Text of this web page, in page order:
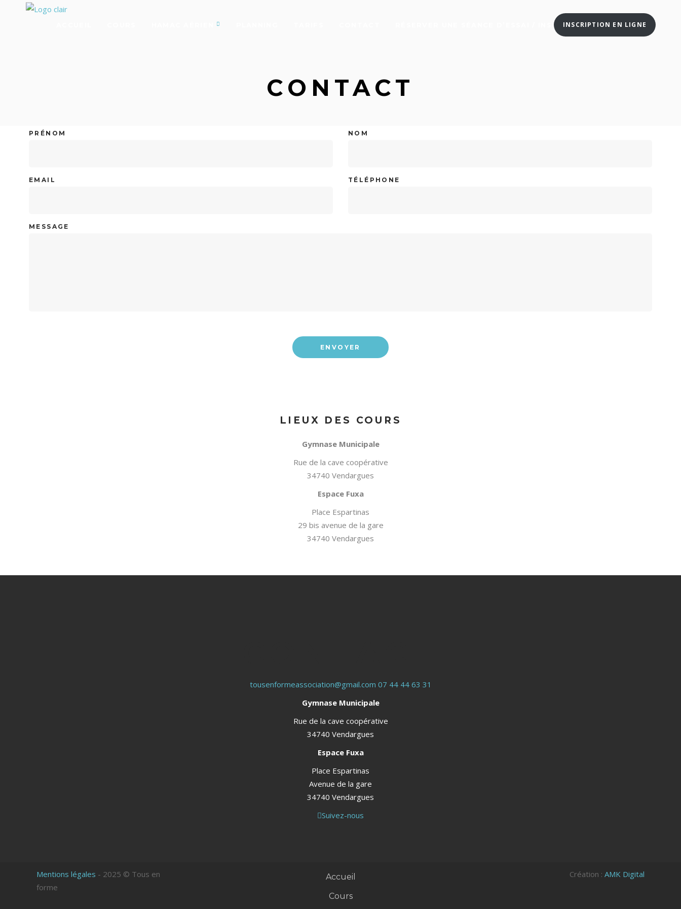
RÉSERVER UNE SÉANCE D’ESSAI / INSCRIPTION EN LIGNE
INSCRIPTION EN LIGNE
CONTACT
PRÉNOM NOM
EMAIL TÉLÉPHONE
MESSAGE
LIEUX DES COURS
Gymnase Municipale
Rue de la cave coopérative
34740 Vendargues
Espace Fuxa
Place Espartinas
29 bis avenue de la gare
34740 Vendargues
tousenformeassociation@gmail.com 07 44 44 63 31
Gymnase Municipale
Rue de la cave coopérative
34740 Vendargues
Espace Fuxa
Place Espartinas
Avenue de la gare
34740 Vendargues
Suivez-nous
Mentions légales - 2025 © Tous en
forme
Accueil
Cours
Création : AMK Digital